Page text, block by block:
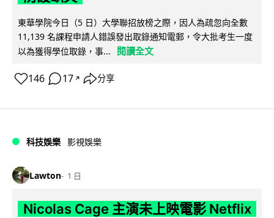
東華學院今日（5 日）大學聯招放榜之際，因人為疏忽向全數
11,139 名課程申請人錯誤發出取錄通知電郵，令大批考生一度
以為獲得學位取錄，事...
閱讀全文
146 17 ↗ 分享
科技娛樂 影視娛樂
Lawton 1 日
Nicolas Cage 主演未上映電影 Netflix